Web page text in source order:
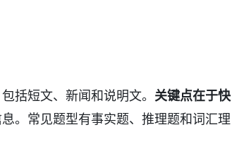
括短文、新闻和说明文。 关键点在于快
。常见题型有事实题、推理题和词汇理